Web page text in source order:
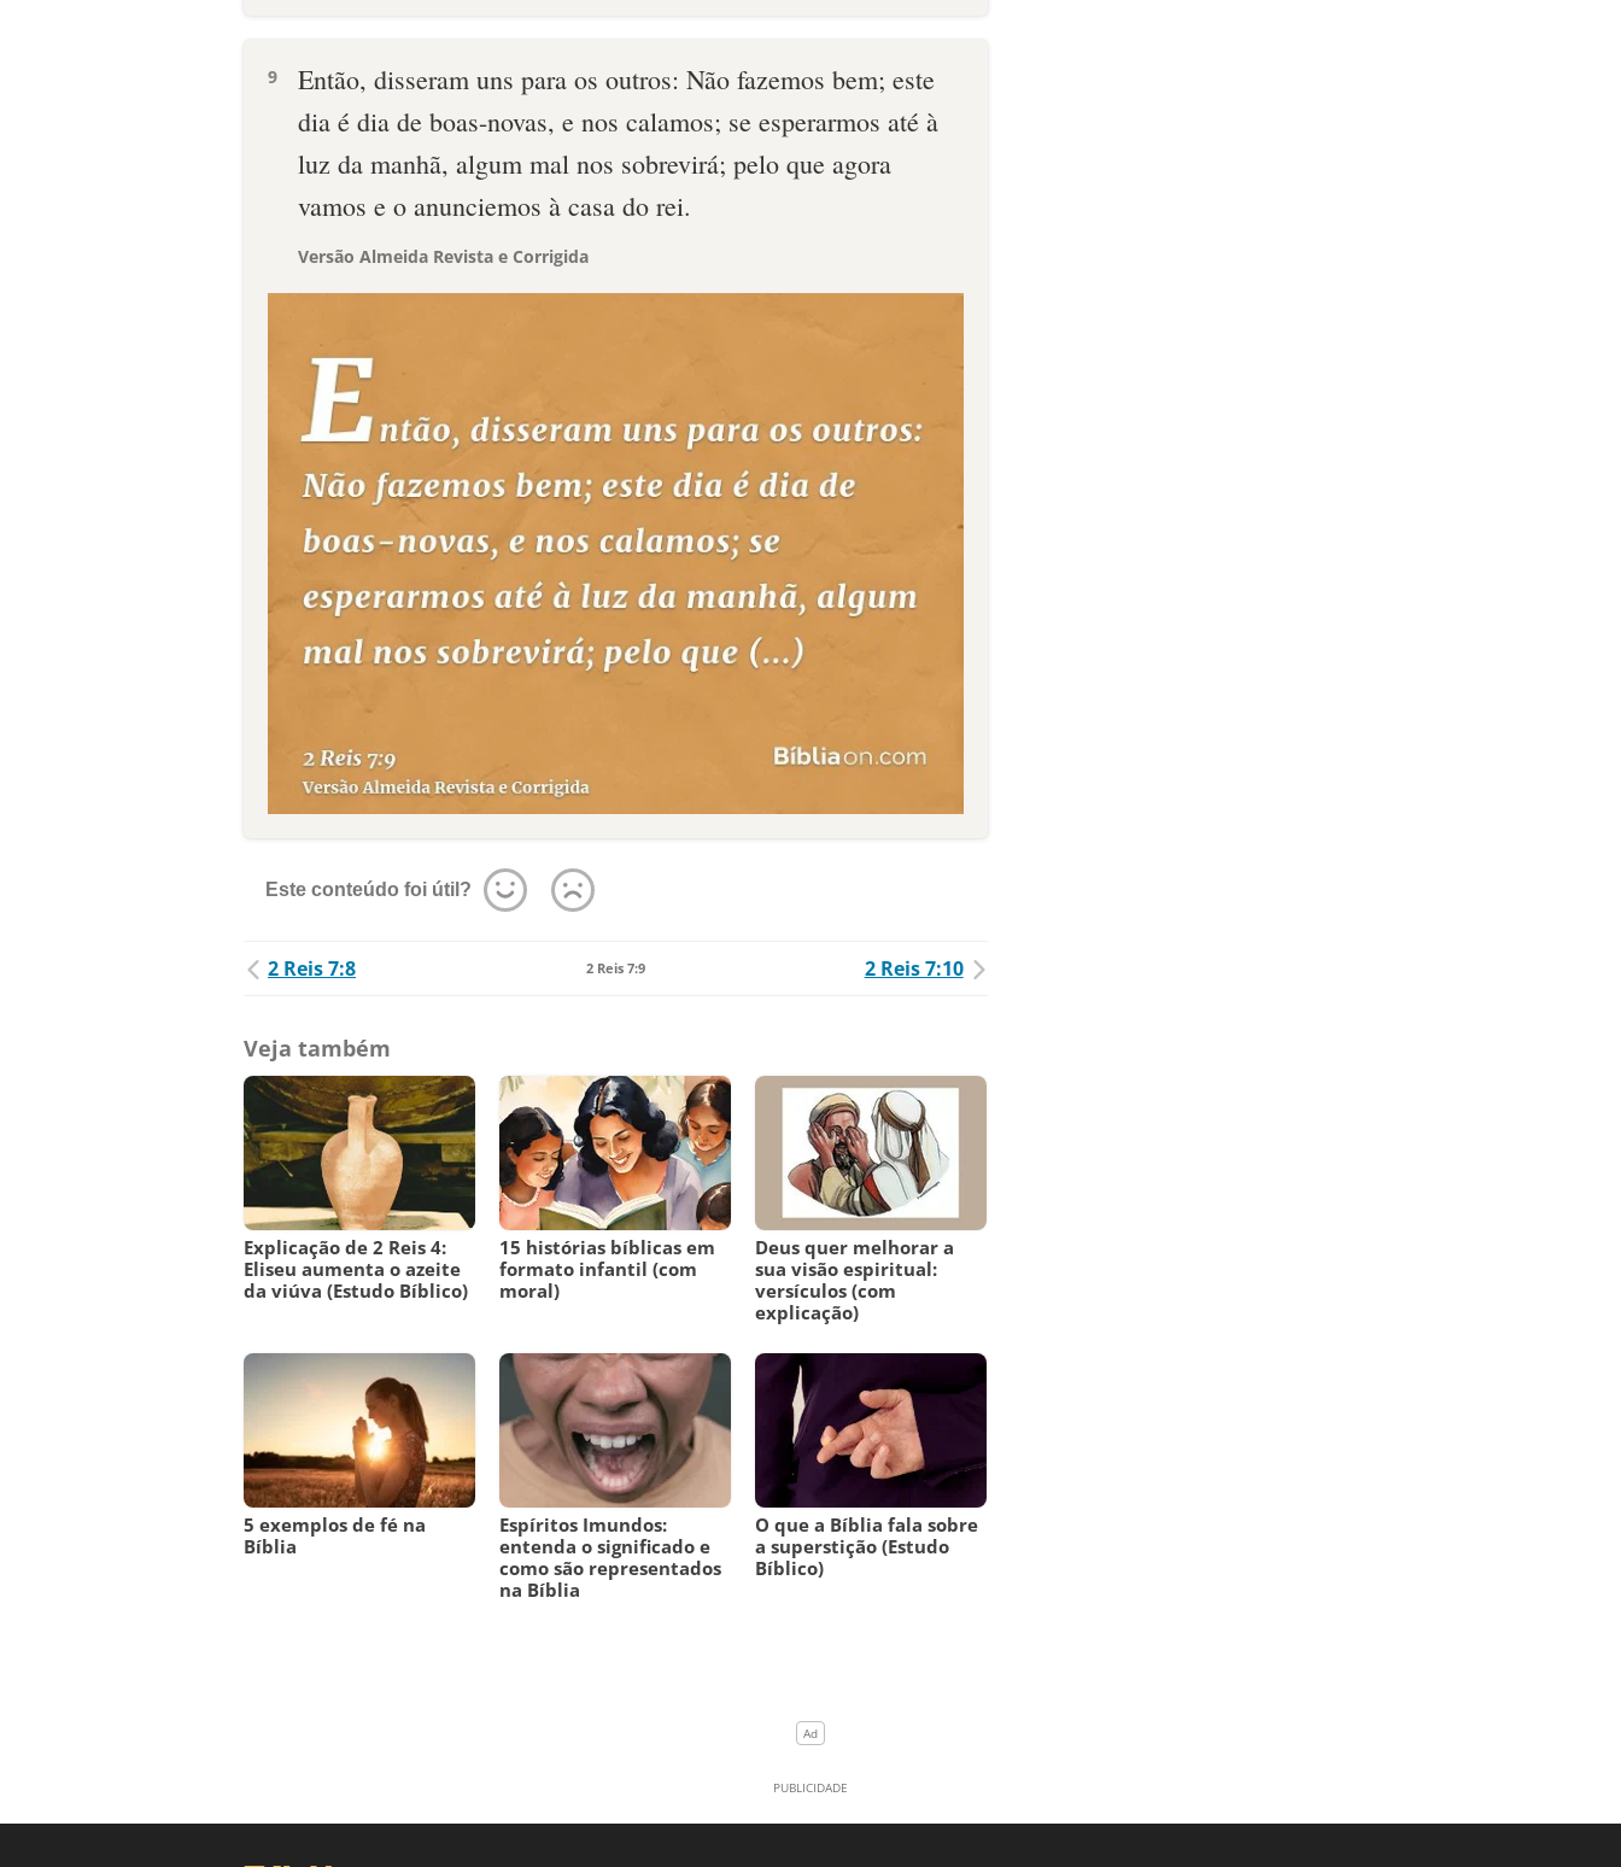
9
Então, disseram uns para os outros: Não fazemos bem; este
dia é dia de boas-novas, e nos calamos; se esperarmos até à
luz da manhã, algum mal nos sobrevirá; pelo que agora
vamos e o anunciemos à casa do rei.
Versão Almeida Revista e Corrigida
Este conteúdo foi útil?
2 Reis 7:8 2 Reis 7:9 2 Reis 7:10
Veja também
Explicação de 2 Reis 4:
Eliseu aumenta o azeite
da viúva (Estudo Bíblico)
15 histórias bíblicas em
formato infantil (com
moral)
Deus quer melhorar a
sua visão espiritual:
versículos (com
explicação)
5 exemplos de fé na
Bíblia
Espíritos Imundos:
entenda o significado e
como são representados
na Bíblia
O que a Bíblia fala sobre
a superstição (Estudo
Bíblico)